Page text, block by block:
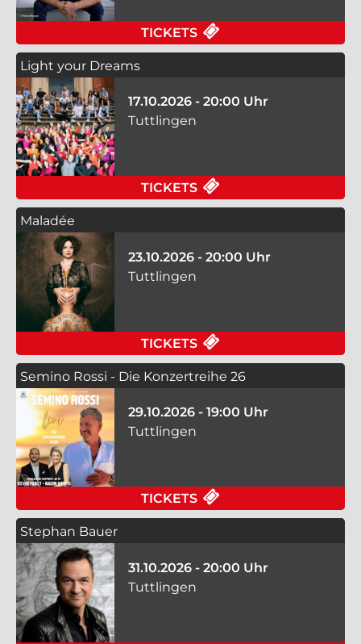
TICKETS
Light your Dreams
17.10.2026 - 20:00 Uhr
Tuttlingen
TICKETS
Maladée
23.10.2026 - 20:00 Uhr
Tuttlingen
TICKETS
Semino Rossi - Die Konzertreihe 26
29.10.2026 - 19:00 Uhr
Tuttlingen
TICKETS
Stephan Bauer
31.10.2026 - 20:00 Uhr
Tuttlingen